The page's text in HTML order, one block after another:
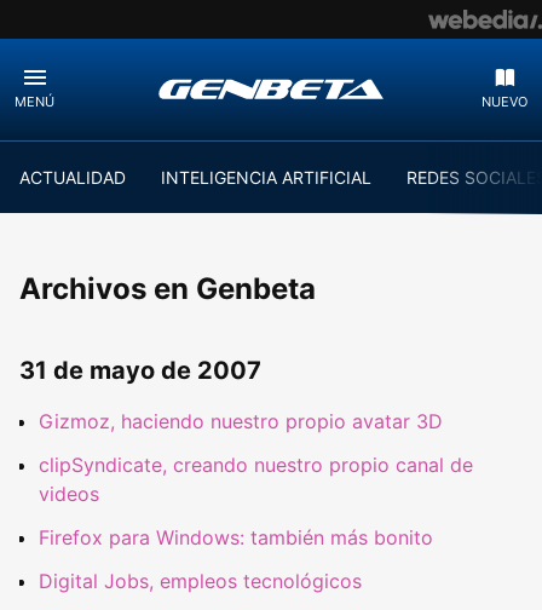
MENÚ NUEVO
ACTUALIDAD INTELIGENCIA ARTIFICIAL REDES
Archivos en Genbeta
31 de mayo de 2007
Gizmoz, haciendo nuestro propio avatar 3D
clipSyndicate, creando nuestro propio canal de
videos
Firefox para Windows: también más bonito
Digital Jobs, empleos tecnológicos